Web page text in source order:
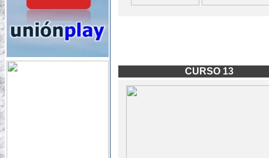
CURSO 13